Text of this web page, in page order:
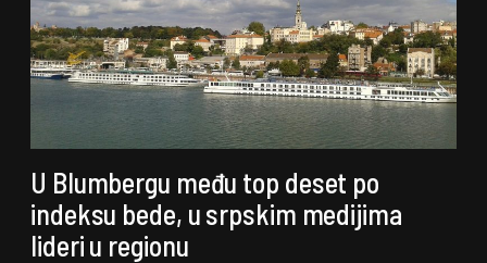
U Blumbergu među top deset po
indeksu bede, u srpskim medijima
lideri u regionu